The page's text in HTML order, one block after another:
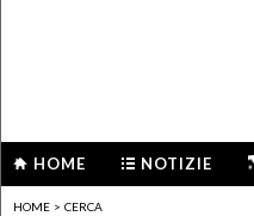
HOME NOTIZIE
HOME > CERCA